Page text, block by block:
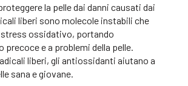
la pelle dai danni causati dai
liberi sono molecole instabili che
ossidativo, portando
precoce e a problemi della pelle.
liberi, gli antiossidanti aiutano a
sana e giovane.